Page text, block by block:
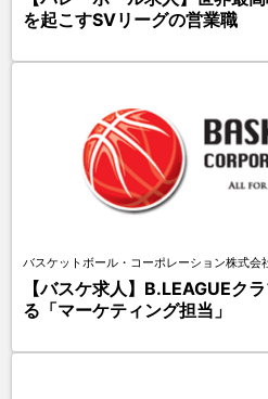
を起こすSVリーグの営業職
バスケットボール・コーポレーション株式会
【バスケ求人】B.LEAGUEク
る「マーケティング担当」